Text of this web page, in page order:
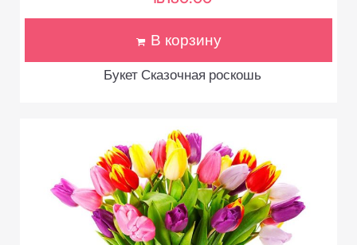
Букет Сказочная роскошь
В корзину